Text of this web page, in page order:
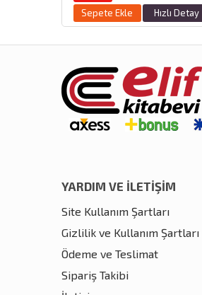
Sepete Ekle Hızlı Detay
YARDIM VE İLETİŞİM
Site Kullanım Şartları
Gizlilik ve Kullanım Şartları
Ödeme ve Teslimat
Sipariş Takibi